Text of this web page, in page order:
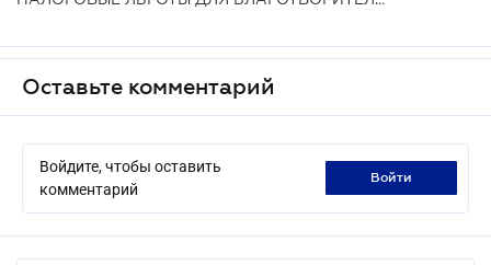
Оставьте комментарий
Войдите, чтобы оставить
комментарий
войти